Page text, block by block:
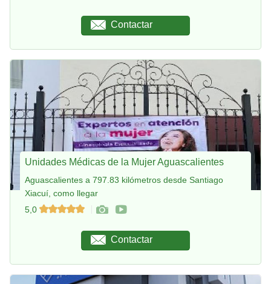
Contactar
Unidades Médicas de la Mujer Aguascalientes
Aguascalientes a 797.83 kilómetros desde Santiago
Xiacuí, como llegar
5,0
Contactar